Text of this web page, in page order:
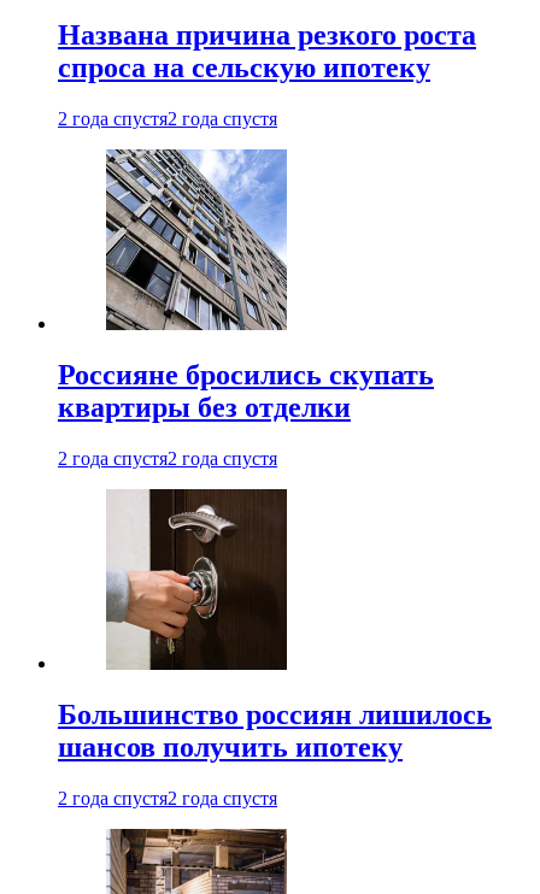
Названа причина резкого роста
спроса на сельскую ипотеку
2 года спустя2 года спустя
Россияне бросились скупать
квартиры без отделки
2 года спустя2 года спустя
Большинство россиян лишилось
шансов получить ипотеку
2 года спустя2 года спустя